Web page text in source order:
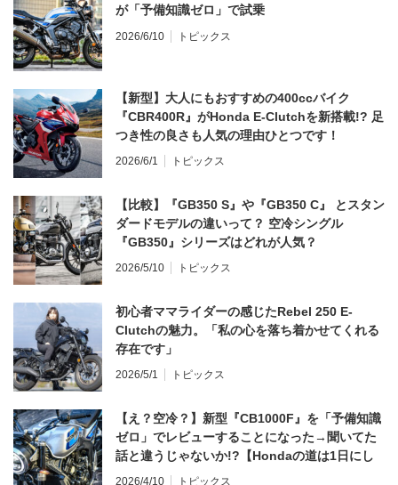
が「予備知識ゼロ」で試乗
2026/6/10 トピックス
【新型】大人にもおすすめの400ccバイク
『CBR400R』がHonda E-Clutchを新搭載!? 足
つき性の良さも人気の理由ひとつです！
2026/6/1 トピックス
【比較】『GB350 S』や『GB350 C』 とスタン
ダードモデルの違いって？ 空冷シングル
『GB350』シリーズはどれが人気？
2026/5/10 トピックス
初心者ママライダーの感じたRebel 250 E-
Clutchの魅力。「私の心を落ち着かせてくれる
存在です」
2026/5/1 トピックス
【え？空冷？】新型『CB1000F』を「予備知識
ゼロ」でレビューすることになった→聞いてた
話と違うじゃないか!?【Hondaの道は1日にし
てならず／CB1000F ①第一印象 編】
2026/4/10 トピックス